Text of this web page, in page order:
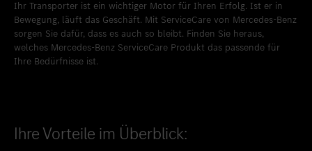
Standort favorisieren
Wetzikon
Standort favorisieren
Winterthur
Standort favorisieren
Zürich-Nord
Ihr Transporter ist ein wichtiger Motor für Ihren Erfolg. Ist er in
Bewegung, läuft das Geschäft. Mit ServiceCare von Mercedes-Benz
sorgen Sie dafür, dass es auch so bleibt. Finden Sie heraus,
welches Mercedes-Benz ServiceCare Produkt das passende für
Ihre Bedürfnisse ist.
Ihre Vorteile im Überblick: